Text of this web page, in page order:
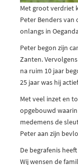
Met groot verdriet
Peter Benders
onlangs in
Peter begon zijn
Zanten.
na ruim 10 jaar
25 jaar was hij
Met veel inzet en
opgebouwd
medemens de
Peter aan zijn
De begrafenis
Wij wensen de